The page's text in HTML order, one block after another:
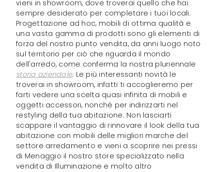
vieni in showroom, dove troverai quello che hai
sempre desiderato per completare i tuoi locali.
Progettazione ad hoc, mobili di ottima qualità e
una vasta gamma di prodotti sono gli elementi di
forza del nostro punto vendita, da anni luogo noto
sul territorio per ciò che riguarda il mondo
dell'arredo, come conferma la nostra pluriennale
storia aziendale. Le più interessanti novità le
troverai in showroom, infatti ti accoglieremo per
farti vedere una scelta quasi infinita di mobili e
oggetti accessori, nonché per indirizzarti nel
restyling della tua abitazione. Non lasciarti
scappare il vantaggio di rinnovare il look della tua
abitazione con mobili delle migliori marche del
settore arredamento e vieni a scoprire nei pressi
di Menaggio il nostro store specializzato nella
vendita di Illuminazione e molto altro